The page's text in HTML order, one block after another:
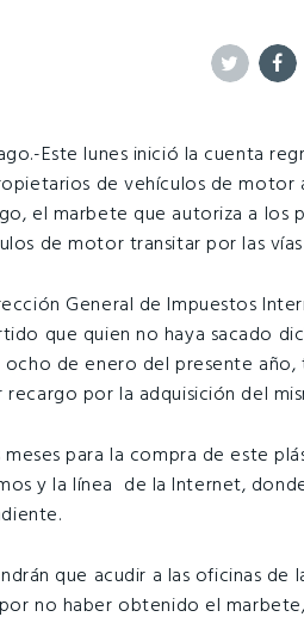
Este lunes inició la cuenta
de vehículos de motor
el marbete que autoriza a los
de motor transitar por las
General de Impuestos
que quien no haya sacado
ocho de enero del presente año,
recargo por la adquisición del
para la compra de este
y la línea de la Internet,
que acudir a las oficinas de
no haber obtenido el